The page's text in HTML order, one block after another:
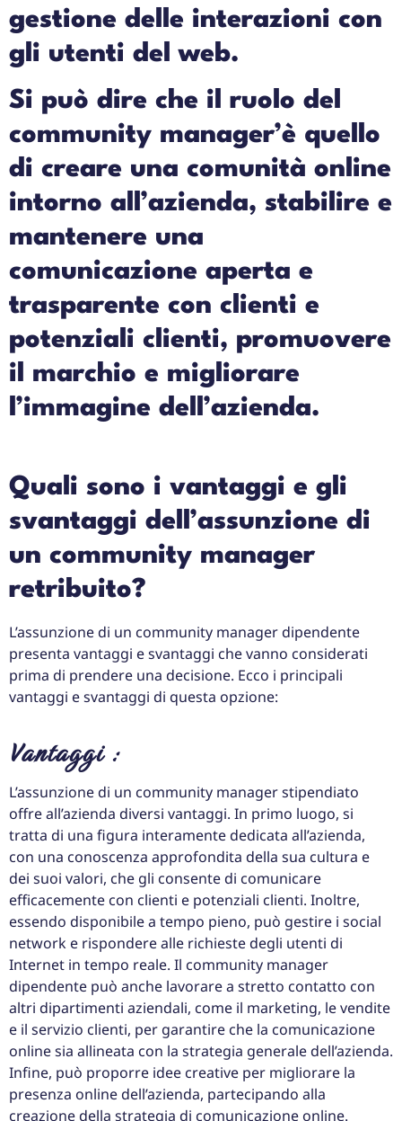
gestione delle interazioni con
gli utenti del web.
Si può dire che il ruolo del
community manager’è quello
di creare una comunità online
intorno all’azienda, stabilire e
mantenere una
comunicazione aperta e
trasparente con clienti e
potenziali clienti, promuovere
il marchio e migliorare
l’immagine dell’azienda.
Quali sono i vantaggi e gli
svantaggi dell’assunzione di
un community manager
retribuito?
L’assunzione di un community manager dipendente
presenta vantaggi e svantaggi che vanno considerati
prima di prendere una decisione. Ecco i principali
vantaggi e svantaggi di questa opzione:
Vantaggi :
L’assunzione di un community manager stipendiato
offre all’azienda diversi vantaggi. In primo luogo, si
tratta di una figura interamente dedicata all’azienda,
con una conoscenza approfondita della sua cultura e
dei suoi valori, che gli consente di comunicare
efficacemente con clienti e potenziali clienti. Inoltre,
essendo disponibile a tempo pieno, può gestire i social
network e rispondere alle richieste degli utenti di
Internet in tempo reale. Il community manager
dipendente può anche lavorare a stretto contatto con
altri dipartimenti aziendali, come il marketing, le vendite
e il servizio clienti, per garantire che la comunicazione
online sia allineata con la strategia generale dell’azienda.
Infine, può proporre idee creative per migliorare la
presenza online dell’azienda, partecipando alla
creazione della strategia di comunicazione online.